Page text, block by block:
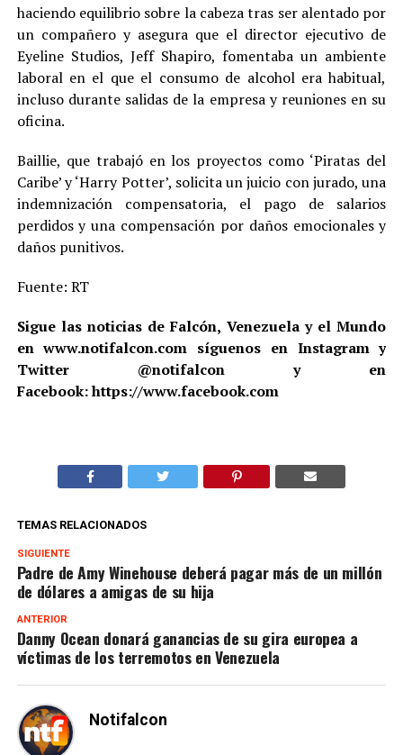
haciendo equilibrio sobre la cabeza tras ser alentado por
un compañero y asegura que el director ejecutivo de
Eyeline Studios, Jeff Shapiro, fomentaba un ambiente
laboral en el que el consumo de alcohol era habitual,
incluso durante salidas de la empresa y reuniones en su
oficina.
Baillie, que trabajó en los proyectos como ‘Piratas del
Caribe’ y ‘Harry Potter’, solicita un juicio con jurado, una
indemnización compensatoria, el pago de salarios
perdidos y una compensación por daños emocionales y
daños punitivos.
Fuente: RT
Sigue las noticias de Falcón, Venezuela y el Mundo
en www.notifalcon.com síguenos en Instagram y
Twitter @notifalcon y en
Facebook: https://www.facebook.com
TEMAS RELACIONADOS
SIGUIENTE
Padre de Amy Winehouse deberá pagar más de un millón
de dólares a amigas de su hija
ANTERIOR
Danny Ocean donará ganancias de su gira europea a
víctimas de los terremotos en Venezuela
Notifalcon